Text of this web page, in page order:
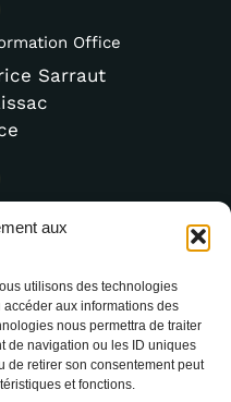
aux
utilisons des technologies
aux informations des
nous permettra de traiter
de navigation ou les ID uniques
de retirer son consentement peut
et fonctions.
Office
Sarraut
64 90